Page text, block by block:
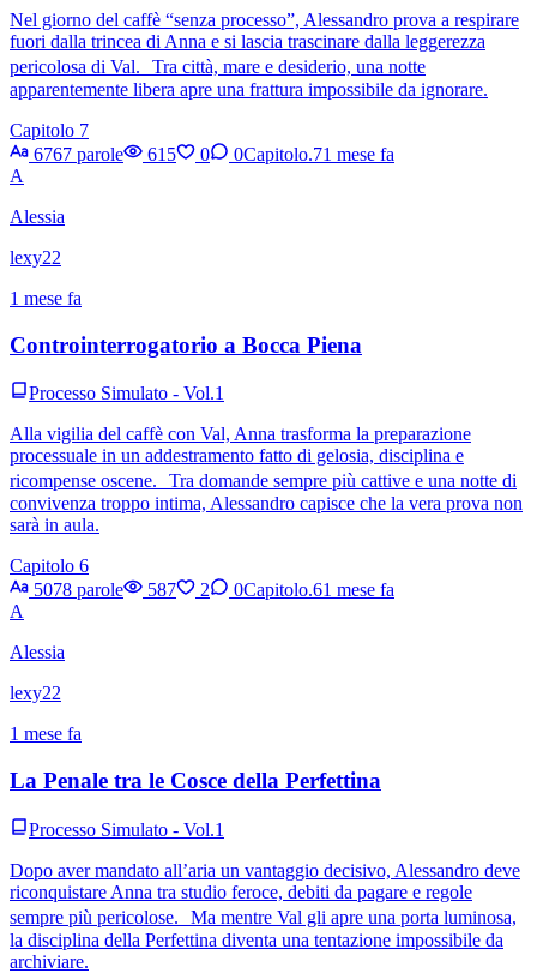
Nel giorno del caffè “senza processo”, Alessandro prova a respirare
fuori dalla trincea di Anna e si lascia trascinare dalla leggerezza
pericolosa di Val. Tra città, mare e desiderio, una notte
apparentemente libera apre una frattura impossibile da ignorare.
Capitolo 7
6767 parole
615 0 0Capitolo.71 mese fa
A
Alessia
lexy22
1 mese fa
Controinterrogatorio a Bocca Piena
Processo Simulato - Vol.1
Alla vigilia del caffè con Val, Anna trasforma la preparazione
processuale in un addestramento fatto di gelosia, disciplina e
ricompense oscene. Tra domande sempre più cattive e una notte di
convivenza troppo intima, Alessandro capisce che la vera prova non
sarà in aula.
Capitolo 6
5078 parole
587 2 0Capitolo.61 mese fa
A
Alessia
lexy22
1 mese fa
La Penale tra le Cosce della Perfettina
Processo Simulato - Vol.1
Dopo aver mandato all’aria un vantaggio decisivo, Alessandro deve
riconquistare Anna tra studio feroce, debiti da pagare e regole
sempre più pericolose. Ma mentre Val gli apre una porta luminosa,
la disciplina della Perfettina diventa una tentazione impossibile da
archiviare.